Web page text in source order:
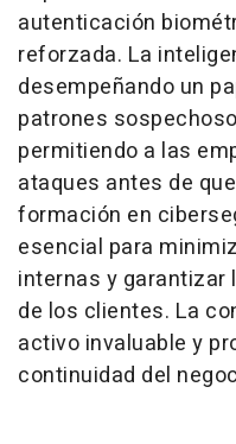
autenticación
reforzada. La
desempeñando un
patrones
permitiendo a las
ataques antes de
formación en
esencial para
internas y garantizar
de los clientes. La
activo invaluable y
continuidad del